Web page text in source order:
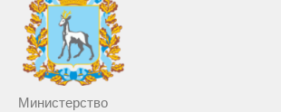
Министерство